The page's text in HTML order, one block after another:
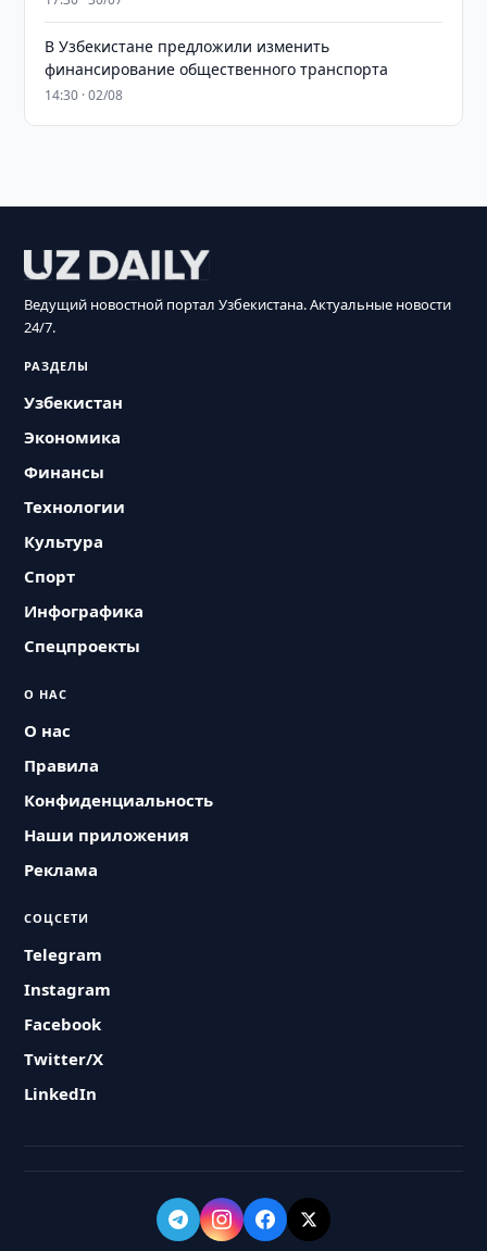
В Узбекистане предложили изменить
финансирование общественного транспорта
14:30 · 02/08
Ведущий новостной портал Узбекистана. Актуальные новости
24/7.
РАЗДЕЛЫ
Узбекистан
Экономика
Финансы
Технологии
Культура
Спорт
Инфографика
Спецпроекты
О НАС
О нас
Правила
Конфиденциальность
Наши приложения
Реклама
СОЦСЕТИ
Telegram
Instagram
Facebook
Twitter/X
LinkedIn